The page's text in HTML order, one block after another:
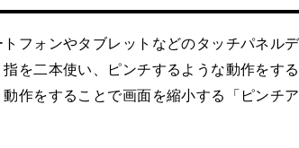
フォンやタブレットなどのタッチパネル
を二本使い、ピンチするような動作をす
作をすることで画面を縮小する「ピンチ